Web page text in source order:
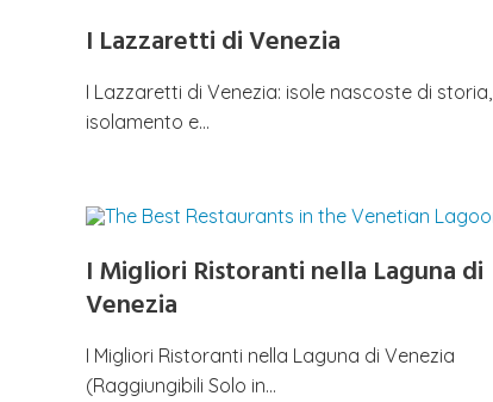
I Lazzaretti di Venezia
I Lazzaretti di Venezia: isole nascoste di storia,
isolamento e…
I Migliori Ristoranti nella Laguna di
Venezia
I Migliori Ristoranti nella Laguna di Venezia
(Raggiungibili Solo in…